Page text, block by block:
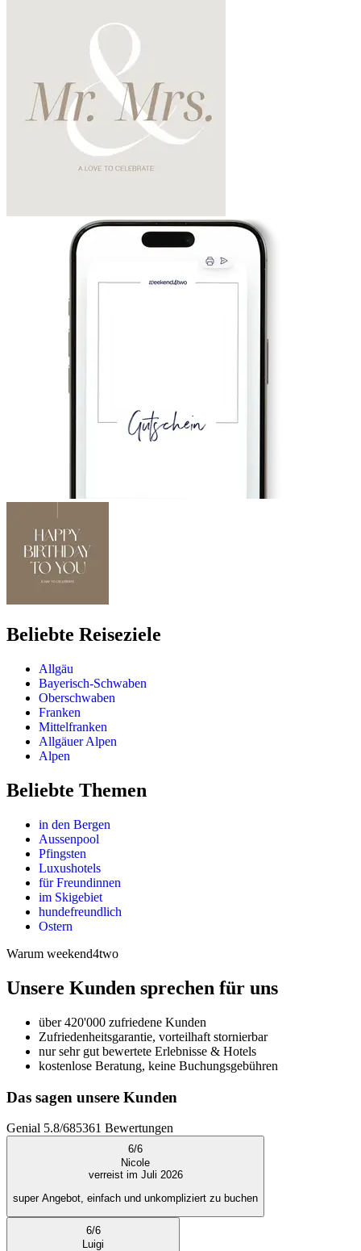
Beliebte Reiseziele
Allgäu
Bayerisch-Schwaben
Oberschwaben
Franken
Mittelfranken
Allgäuer Alpen
Alpen
Beliebte Themen
in den Bergen
Aussenpool
Pfingsten
Luxushotels
für Freundinnen
im Skigebiet
hundefreundlich
Ostern
Warum weekend4two
Unsere Kunden sprechen für uns
über 420'000 zufriedene Kunden
Zufriedenheitsgarantie, vorteilhaft stornierbar
nur sehr gut bewertete Erlebnisse & Hotels
kostenlose Beratung, keine Buchungsgebühren
Das sagen unsere Kunden
Genial 5.8/685361 Bewertungen
6/6
Nicole
verreist im Juli 2026
super Angebot, einfach und unkompliziert zu buchen
6/6
Luigi